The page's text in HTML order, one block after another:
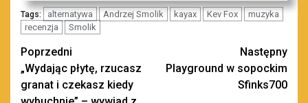
Tags: alternatywa Andrzej Smolik kayax Kev Fox
muzyka
recenzja
Smolik
Zobacz
wpisy
Poprzedni
„Wydając płytę, rzucasz
granat i czekasz kiedy
Następny
Playground w sopockim
Sfinks700